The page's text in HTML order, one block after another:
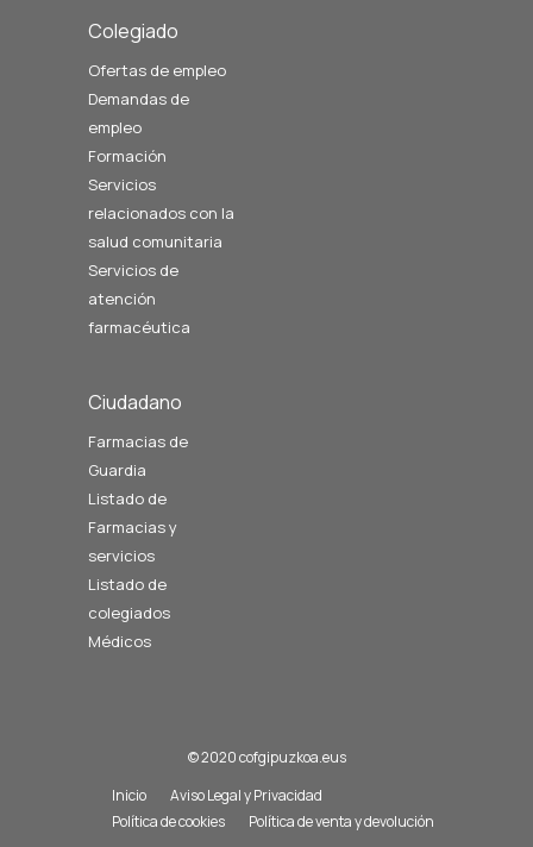
Colegiado
Ofertas de empleo
Demandas de
empleo
Formación
Servicios
relacionados con la
salud comunitaria
Servicios de
atención
farmacéutica
Ciudadano
Farmacias de
Guardia
Listado de
Farmacias y
servicios
Listado de
colegiados
Médicos
© 2020 cofgipuzkoa.eus
Inicio
Aviso Legal y Privacidad
Política de cookies
Política de venta y devolución